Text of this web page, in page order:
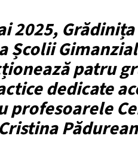
2025,
Școlii
patru
dedicate
profesoarele